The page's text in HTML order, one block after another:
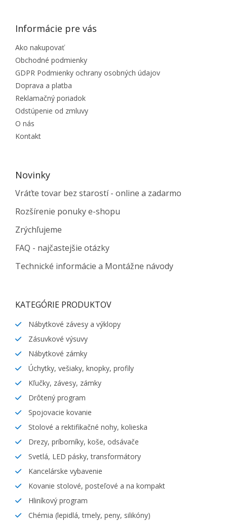
Informácie pre vás
Ako nakupovať
Obchodné podmienky
GDPR Podmienky ochrany osobných údajov
Doprava a platba
Reklamačný poriadok
Odstúpenie od zmluvy
O nás
Kontakt
Novinky
Vráťte tovar bez starostí - online a zadarmo
Rozšírenie ponuky e-shopu
Zrýchľujeme
FAQ - najčastejšie otázky
Technické informácie a Montážne návody
KATEGÓRIE PRODUKTOV
Nábytkové závesy a výklopy
Zásuvkové výsuvy
Nábytkové zámky
Úchytky, vešiaky, knopky, profily
Kľučky, závesy, zámky
Drôtený program
Spojovacie kovanie
Stolové a rektifikačné nohy, kolieska
Drezy, príborníky, koše, odsávače
Svetlá, LED pásky, transformátory
Kancelárske vybavenie
Kovanie stolové, posteľové a na kompakt
Hliníkový program
Chémia (lepidlá, tmely, peny, silikóny)